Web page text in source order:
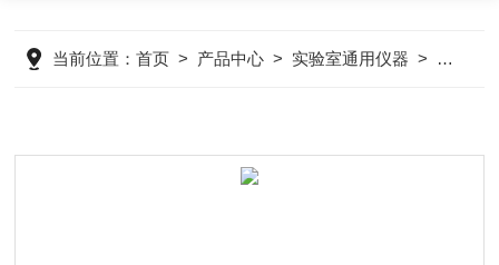
当前位置：首页 > 产品中心 > 实验室通用仪器 > 超声波